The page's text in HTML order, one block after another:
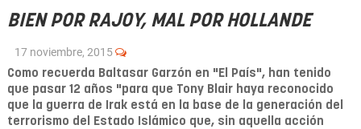
BIEN POR RAJOY, MAL POR HOLLANDE
17 noviembre, 2015
Como recuerda Baltasar Garzón en "El País", han tenido
que pasar 12 años "para que Tony Blair haya reconocido
que la guerra de Irak está en la base de la generación del
terrorismo del Estado Islámico que, sin aquella acción